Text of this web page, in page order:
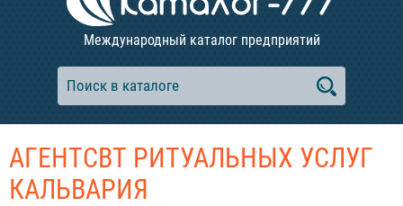
Международный каталог предприятий
АГЕНТСВТ РИТУАЛЬНЫХ УСЛУГ
КАЛЬВАРИЯ